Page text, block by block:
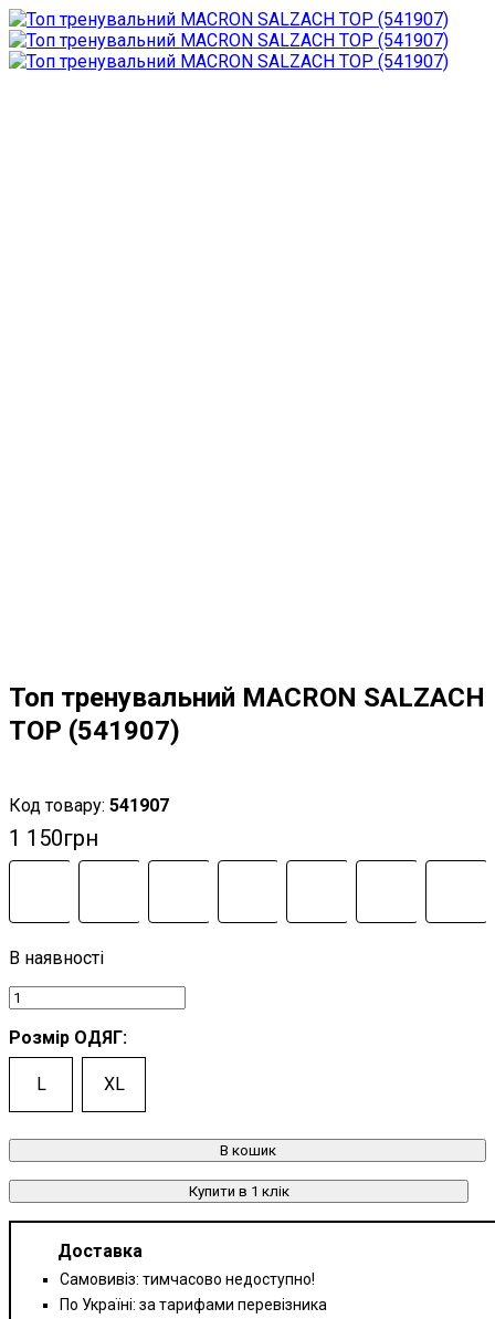
Топ тренувальний MACRON SALZACH
TOP (541907)
541907
1 150грн
Розмір ОДЯГ:
L XL
В кошик
Купити в 1 клік
Доставка
Самовивіз: тимчасово недоступно!
По Україні: за тарифами перевізника